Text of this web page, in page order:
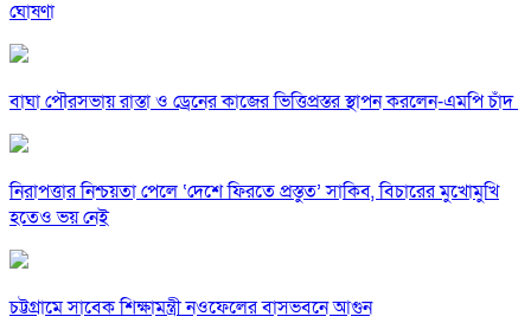
ঘোষণা
বাঘা পৌরসভায় রাস্তা ও ড্রেনের কাজের ভিত্তিপ্রস্তর স্থাপন করলেন-এমপি চাঁদ
নিরাপত্তার নিশ্চয়তা পেলে ‘দেশে ফিরতে প্রস্তুত’ সাকিব, বিচারের মুখোমুখি
হতেও ভয় নেই
চট্টগ্রামে সাবেক শিক্ষামন্ত্রী নওফেলের বাসভবনে আগুন